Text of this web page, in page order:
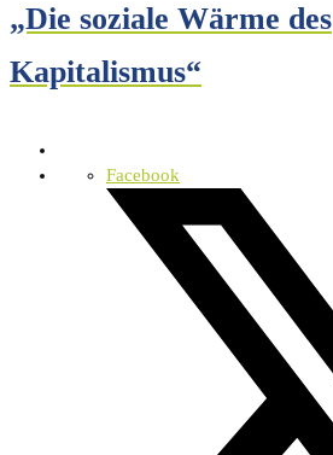
„Die soziale Wärme des
Kapitalismus“
Facebook